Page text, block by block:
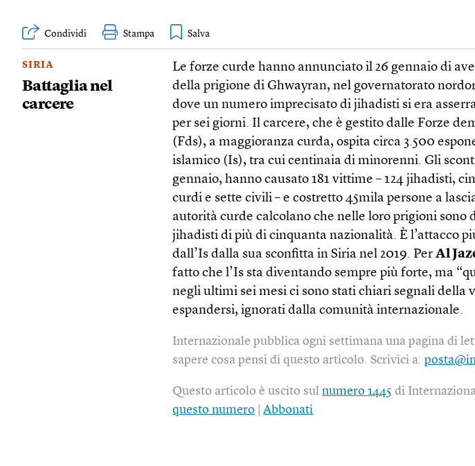
Condividi Stampa
SIRIA
Battaglia nel
carcere
Le forze curde hanno annunciato il 26 gennaio di
della prigione di Ghwayran, nel governatorato
dove un numero imprecisato di jihadisti si era
per sei giorni. Il carcere, che è gestito dalle Forze
(Fds), a maggioranza curda, ospita circa 3.500
islamico (Is), tra cui centinaia di minorenni. Gli
gennaio, hanno causato 181 vittime – 124 jihadisti,
curdi e sette civili – e costretto 45mila persone a
autorità curde calcolano che nelle loro prigioni sono
jihadisti di più di cinquanta nazionalità. È l’attacco
dall’Is dalla sua sconfitta in Siria nel 2019. PerAl
fatto che l’Is sta diventando sempre più forte, ma
negli ultimi sei mesi ci sono stati chiari segnali della
espandersi, ignorati dalla comunità internazionale.
Internazionale pubblica ogni settimana una pagina di
sapere cosa pensi di questo articolo. Scrivici a:
Questo articolo è uscito sulnumero 1445 di
questo numero |Abbonati